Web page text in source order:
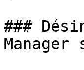
###